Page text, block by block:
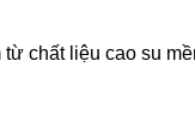
chất liệu cao su